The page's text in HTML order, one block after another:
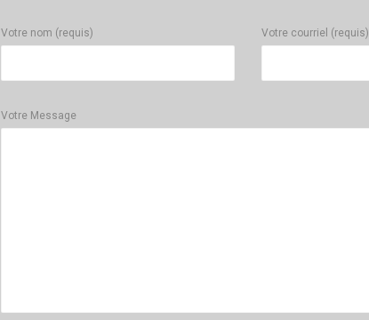
Votre nom (requis) Votre courriel (requis)
Votre Message